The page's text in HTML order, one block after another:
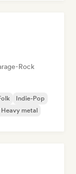
Rock
Indie-Pop
metal